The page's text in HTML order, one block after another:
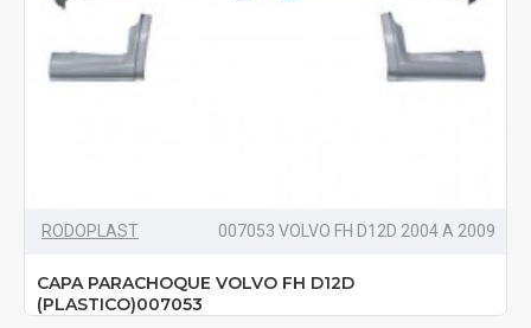
RODOPLAST 007053 VOLVO FH D12D 2004 A 2009
CAPA PARACHOQUE VOLVO FH D12D
(PLASTICO)007053